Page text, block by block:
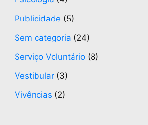
Publicidade (5)
Sem categoria (24)
Serviço Voluntário (8)
Vestibular (3)
Vivências (2)